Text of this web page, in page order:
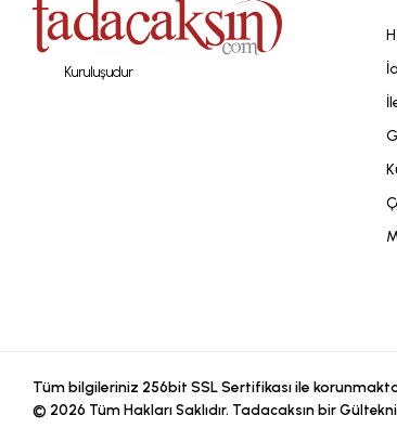
Kuruluşudur
Tüm bilgileriniz 256bit SSL Sertifikası ile
© 2026 Tüm Hakları Saklıdır. Tadacaksın bir